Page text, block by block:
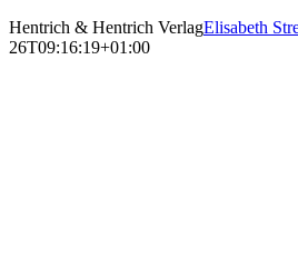
Hentrich & Hentrich VerlagElisabeth
26T09:16:19+01:00